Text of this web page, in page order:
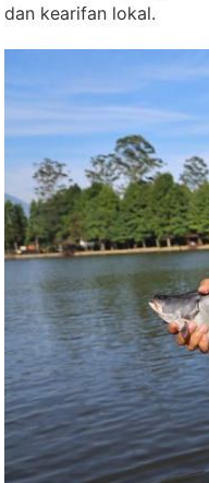
dan kearifan lokal.